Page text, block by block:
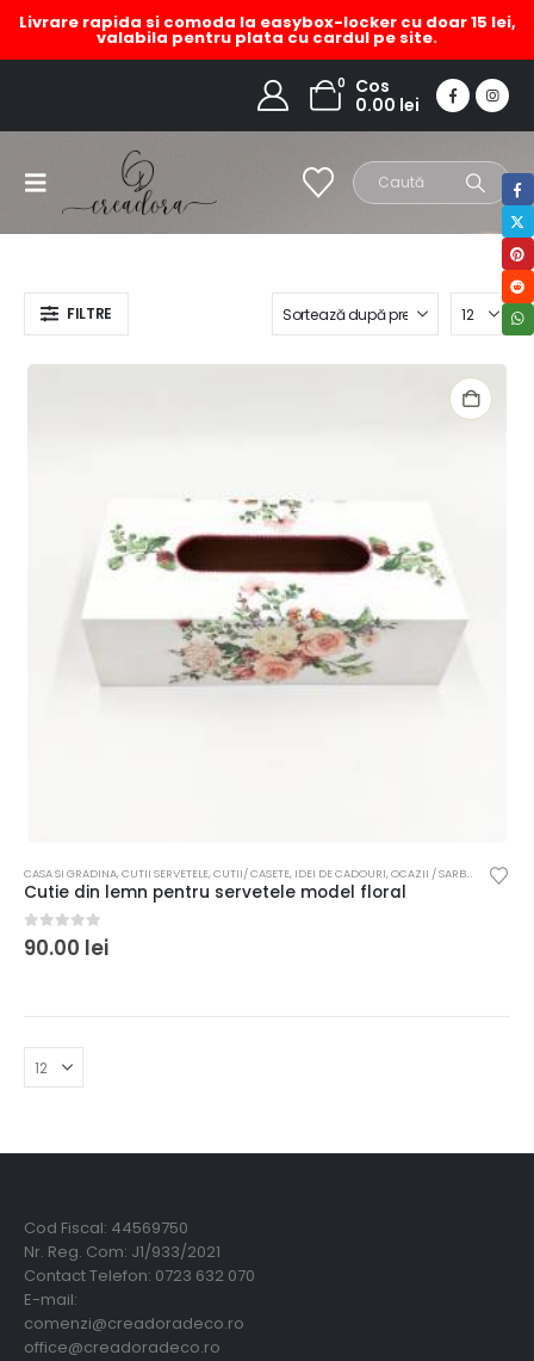
Livrare rapida si comoda la easybox-locker cu doar 15 lei,
valabila pentru plata cu cardul pe site.
0
Cos
0.00 lei
cutie servetele lucrata manual
CUTIE SERVETELE LUCRATA MANUAL
FILTRE
CASA SI GRADINA,CUTII SERVETELE,CUTII/ CASETE, IDEI DE CADOURI,OCAZII / SARBATORI ,
Cutie din lemn pentru servetele model floral
0out of 5
90.00 lei
Cod Fiscal: 44569750
Nr. Reg. Com: J1/933/2021
Contact Telefon: 0723 632 070
E-mail:
comenzi@creadoradeco.ro
office@creadoradeco.ro